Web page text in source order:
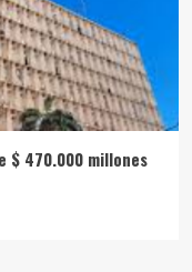
$ 470.000 millones